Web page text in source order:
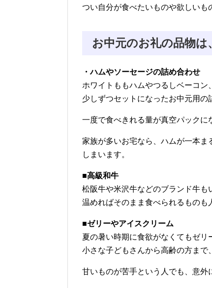
つい自分が食べたいものや欲しいも
お中元のお礼の品物
・ハムやソーセージの詰め合わせ
ホワイトももハムやつるしベーコ
少しずつセットになったお中元用の
一度で食べきれる量が真空パックに
家族が多いお宅なら、ハムが一本
しまいます。
■高級和牛
松阪牛や米沢牛などのブランド牛
温めればそのまま食べられるものも
■ゼリーやアイスクリーム
夏の暑い時期に食欲がなくてもゼリ
小さな子どもさんから高齢の方まで
甘いものが苦手という人でも、意外